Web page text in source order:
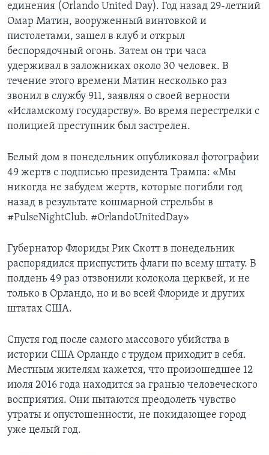
единения (Orlando United Day). Год назад 29-летний
Омар Матин, вооруженный винтовкой и
пистолетами, зашел в клуб и открыл
беспорядочный огонь. Затем он три часа
удерживал в заложниках около 30 человек. В
течение этого времени Матин несколько раз
звонил в службу 911, заявляя о своей верности
«Исламскому государству». Во время перестрелки с
полицией преступник был застрелен.
Белый дом в понедельник опубликовал фотографии
49 жертв с подписью президента Трампа: «Мы
никогда не забудем жертв, которые погибли год
назад в результате кошмарной стрельбы в
#PulseNightClub. #OrlandoUnitedDay»
Губернатор Флориды Рик Скотт в понедельник
распорядился приспустить флаги по всему штату. В
полдень 49 раз отзвонили колокола церквей, и не
только в Орландо, но и во всей Флориде и других
штатах США.
Спустя год после самого массового убийства в
истории США Орландо с трудом приходит в себя.
Местным жителям кажется, что произошедшее 12
июля 2016 года находится за гранью человеческого
восприятия. Они пытаются преодолеть чувство
утраты и опустошенности, не покидающее город
уже целый год.